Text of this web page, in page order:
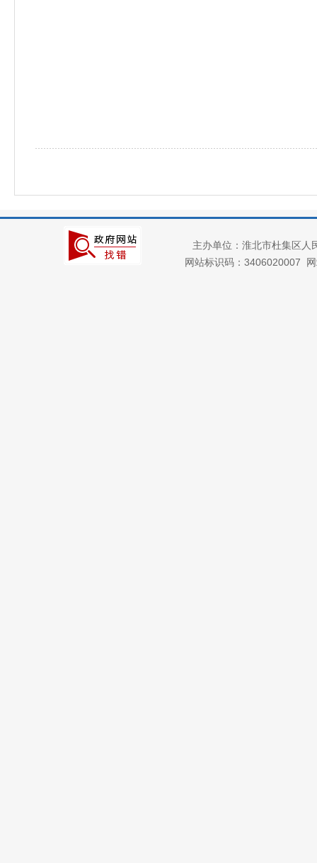
主办单位：淮北市杜集区
网站标识码：3406020007